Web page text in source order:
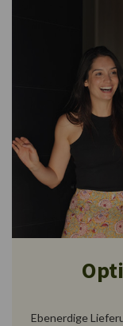
Ebenerdige